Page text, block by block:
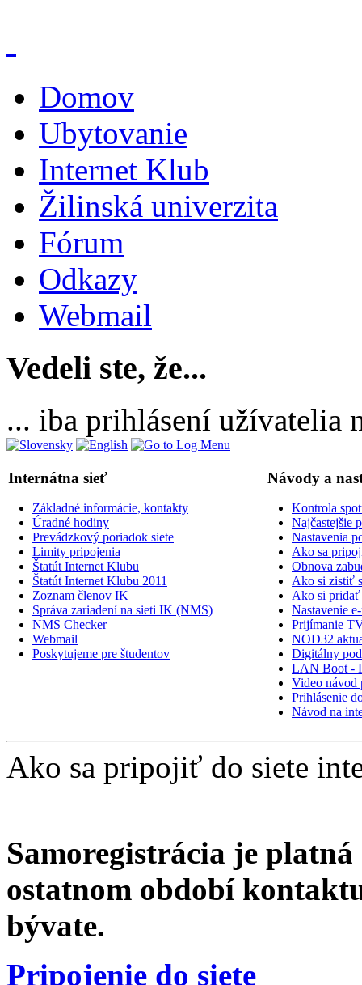
Domov
Ubytovanie
Internet Klub
Žilinská univerzita
Fórum
Odkazy
Webmail
Vedeli ste, že...
... iba prihlásení užívatelia
Internátna sieť Návody a
Základné informácie, kontakty
Úradné hodiny
Prevádzkový poriadok siete
Limity pripojenia
Štatút Internet Klubu
Štatút Internet Klubu 2011
Zoznam členov IK
Správa zariadení na sieti IK (NMS)
NMS Checker
Webmail
Poskytujeme pre študentov
Kontrola
Najčastejšie
Nastavenia
Ako sa
Obnova
Ako si zistiť
Ako si
Nastavenie
Prijímanie
NOD32
Digitálny
LAN Boot -
Video návod
Prihlásenie
Návod na
Ako sa pripojiť do siete
Samoregistrácia je
ostatnom období
bývate.
Pripojenie do siete